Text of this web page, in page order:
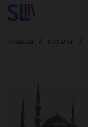
Главная Каталог